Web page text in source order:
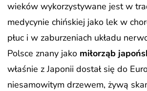
wieków wykorzystywane jest w
medycynie chińskiej jako lek w
płuc i w zaburzeniach układu
Polsce znany jako miłorząb
właśnie z Japonii dostał się do
niesamowitym drzewem, żywą